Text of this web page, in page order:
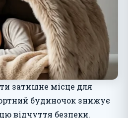
затишне місце для
будиночок знижує
відчуття безпеки.